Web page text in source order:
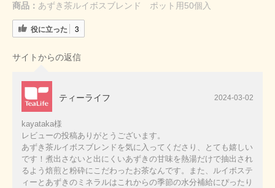
商品： あずき茶ルイボスブレンド ポット用50個入
役に立った 3
サイトからの返信
ティーライフ 2024-03-02
kayataka様
レビューの投稿ありがとうございます。
あずき茶ルイボスブレンドを気に入ってくださり、とても嬉しい
です！煮出さないと出にくいあずきの甘味を熱湯だけで抽出され
るよう焙煎と粉砕にこだわったお茶なんです。また、ルイボステ
ィーとあずきのミネラルはこれからの季節の水分補給にぴったり